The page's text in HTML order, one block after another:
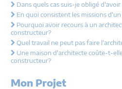
Dans quels cas suis-je obligé
En quoi consistent les missions
Pourquoi avoir recours à un
constructeur?
Quel travail ne peut pas faire
Une maison d'architecte coûte-t-
constructeur?
Mon Projet